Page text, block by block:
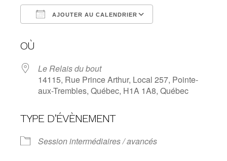
AJOUTER AU CALENDRIER
OÙ
Le Relais du bout
14115, Rue Prince Arthur, Local 257, Pointe-
aux-Trembles, Québec, H1A 1A8, Québec
TYPE D’ÉVÈNEMENT
Session intermédiaires / avancés